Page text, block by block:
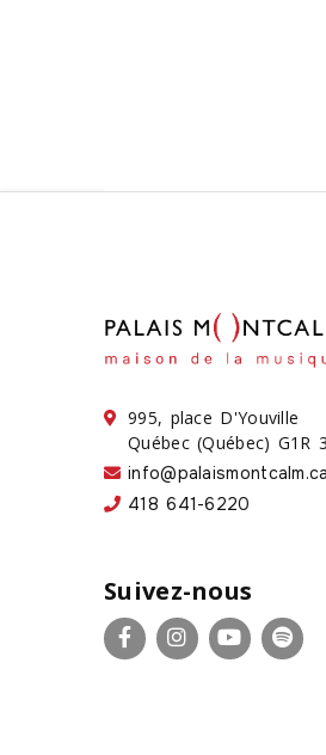
995, place D'Youville
Québec (Québec) G1R
info@palaismontcalm.ca
418 641-6220
Suivez-nous
FacebookInstagram
YouTube